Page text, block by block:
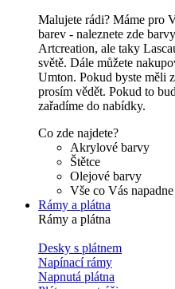
Malujete rádi? Máme pro
barev - naleznete zde
Artcreation, ale taky
světě. Dále můžete
Umton. Pokud byste měli
prosím vědět. Pokud to
zařadíme do nabídky.
Co zde najdete?
Akrylové barvy
Štětce
Olejové barvy
Vše co Vás napadne
Rámy a plátna
Rámy a plátna
Desky s plátnem
Napínací rámy
Napnutá plátna